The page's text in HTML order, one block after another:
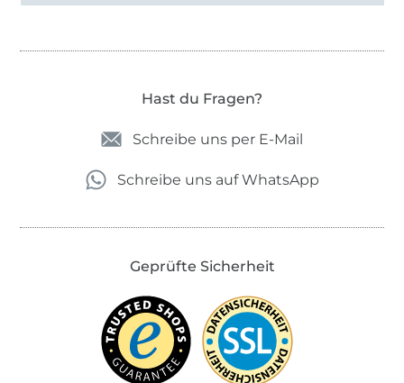
Hast du Fragen?
Schreibe uns per E-Mail
Schreibe uns auf WhatsApp
Geprüfte Sicherheit